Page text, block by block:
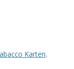
Karten.